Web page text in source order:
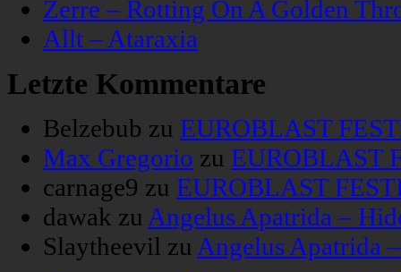
Zerre – Rotting On A Golden
Allt – Ataraxia
Letzte Kommentare
Belzebub zu EUROBLAST
Max Gregorio zu EUROBLAST
carnage9 zu EUROBLAST
dawak zu Angelus Apatrida –
Slaytheevil zu Angelus Apatrida